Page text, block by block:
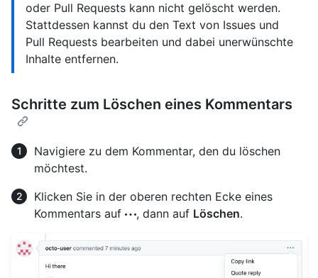
oder Pull Requests kann nicht gelöscht werden.
Stattdessen kannst du den Text von Issues und
Pull Requests bearbeiten und dabei unerwünschte
Inhalte entfernen.
Schritte zum Löschen eines Kommentars
Navigiere zu dem Kommentar, den du löschen
möchtest.
Klicken Sie in der oberen rechten Ecke eines
Kommentars auf
, dann auf Löschen.